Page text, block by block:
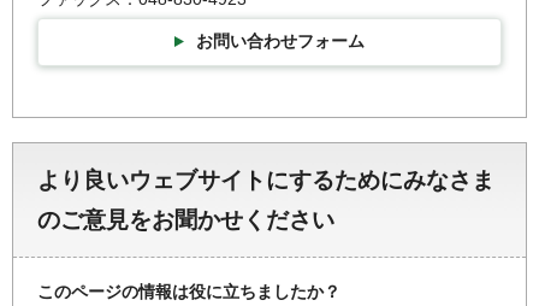
お問い合わせフォーム
より良いウェブサイトにするためにみなさま
のご意見をお聞かせください
このページの情報は役に立ちましたか？